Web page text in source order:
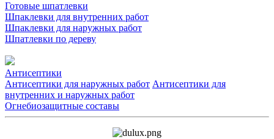
Готовые шпатлевки
Шпаклевки для внутренних работ
Шпаклевки для наружных работ
Шпатлевки по дереву
Антисептики
Антисептики для наружных работ Антисептики для
внутренних и наружных работ
Огнебиозащитные составы